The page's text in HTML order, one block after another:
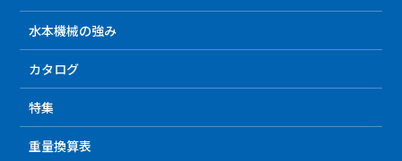
水本機械の強み
カタログ
特集
重量換算表